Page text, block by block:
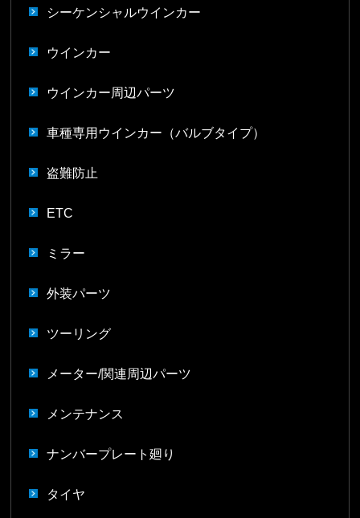
シーケンシャルウインカー
ウインカー
ウインカー周辺パーツ
車種専用ウインカー（バルブタイプ）
盗難防止
ETC
ミラー
外装パーツ
ツーリング
メーター/関連周辺パーツ
メンテナンス
ナンバープレート廻り
タイヤ